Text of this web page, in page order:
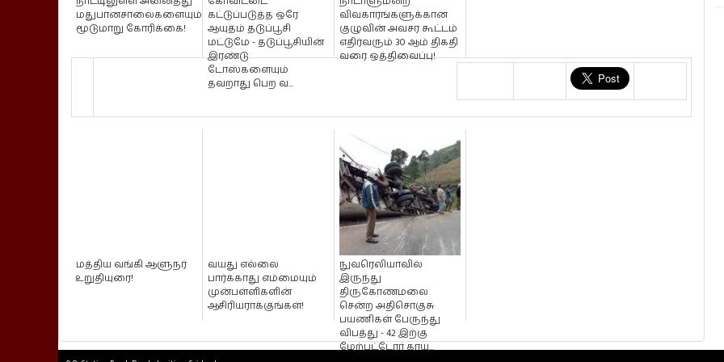
மதுபானசாலைகளையும்
மூடுமாறு கோரிக்கை!
கட்டுப்படுத்த ஒரே
ஆயுதம் தடுப்பூசி
மட்டுமே - தடுப்பூசியின்
இரண்டு
டோஸ்களையும்
தவறாது பெற வ...
விவகாரங்களுக்கான
குழுவின் அவசர கூட்டம்
எதிர்வரும் 30 ஆம் திகதி
வரை ஒத்திவைப்பு!
மத்திய வங்கி ஆளுநர்
உறுதியுரை!
வயது எல்லை
பார்க்காது எம்மையும்
முன்பள்ளிகளின்
ஆசிரியராக்குங்கள்!
நுவரெலியாவில்
இருந்து
திருகோணமலை
சென்ற அதிசொகுசு
பயணிகள் பேருந்து
விபத்து - 42 இற்கு
மேற்பட்டோர் காய...